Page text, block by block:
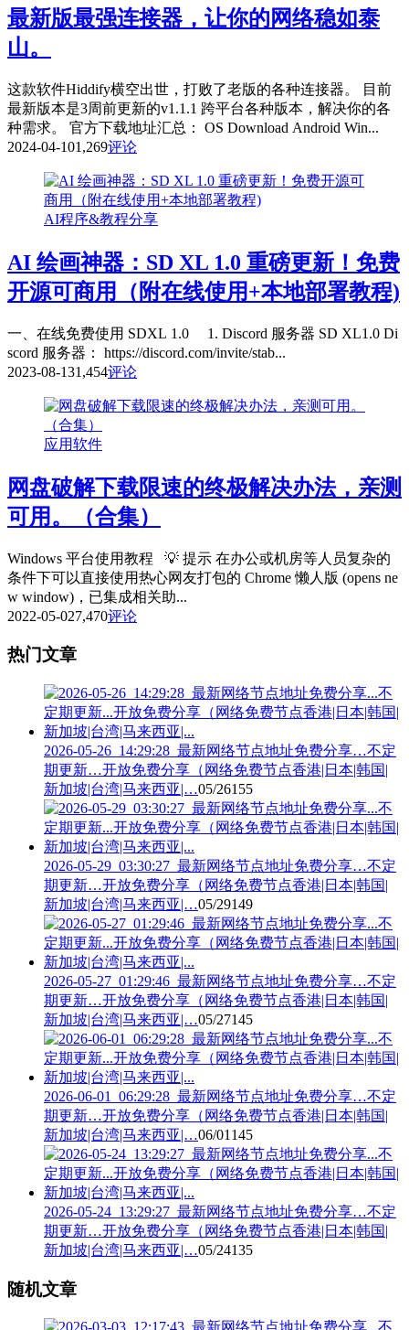
最新版最强连接器，让你的网络稳如泰
山。
这款软件Hiddify横空出世，打败了老版的各种连接器。 目前
最新版本是3周前更新的v1.1.1 跨平台各种版本，解决你的各
种需求。 官方下载地址汇总： OS Download Android Win...
2024-04-101,269评论
AI程序&教程分享
AI 绘画神器：SD XL 1.0 重磅更新！免费
开源可商用（附在线使用+本地部署教程)
一、在线免费使用 SDXL 1.0 1. Discord 服务器 SD XL1.0 Di
scord 服务器： https://discord.com/invite/stab...
2023-08-131,454评论
应用软件
网盘破解下载限速的终极解决办法，亲测
可用。（合集）
Windows 平台使用教程 💡 提示 在办公或机房等人员复杂的
条件下可以直接使用热心网友打包的 Chrome 懒人版 (opens ne
w window)，已集成相关助...
2022-05-027,470评论
热门文章
2026-05-26_14:29:28_最新网络节点地址免费分享…不定
期更新…开放免费分享（网络免费节点香港|日本|韩国|
新加坡|台湾|马来西亚|…05/26155
2026-05-29_03:30:27_最新网络节点地址免费分享…不定
期更新…开放免费分享（网络免费节点香港|日本|韩国|
新加坡|台湾|马来西亚|…05/29149
2026-05-27_01:29:46_最新网络节点地址免费分享…不定
期更新…开放免费分享（网络免费节点香港|日本|韩国|
新加坡|台湾|马来西亚|…05/27145
2026-06-01_06:29:28_最新网络节点地址免费分享…不定
期更新…开放免费分享（网络免费节点香港|日本|韩国|
新加坡|台湾|马来西亚|…06/01 145
2026-05-24_13:29:27_最新网络节点地址免费分享…不定
期更新…开放免费分享（网络免费节点香港|日本|韩国|
新加坡|台湾|马来西亚|…05/24135
随机文章